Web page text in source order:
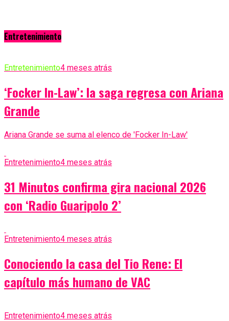
Entretenimiento
Entretenimiento4 meses atrás
‘Focker In-Law’: la saga regresa con Ariana
Grande
Ariana Grande se suma al elenco de 'Focker In-Law'
Entretenimiento4 meses atrás
31 Minutos confirma gira nacional 2026
con ‘Radio Guaripolo 2’
Entretenimiento4 meses atrás
Conociendo la casa del Tio Rene: El
capítulo más humano de VAC
Entretenimiento4 meses atrás